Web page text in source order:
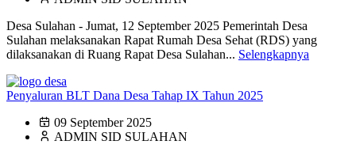
Desa Sulahan - Jumat, 12 September 2025 Pemerintah Desa
Sulahan melaksanakan Rapat Rumah Desa Sehat (RDS) yang
dilaksanakan di Ruang Rapat Desa Sulahan... Selengkapnya
Penyaluran BLT Dana Desa Tahap IX Tahun 2025
09 September 2025
ADMIN SID SULAHAN